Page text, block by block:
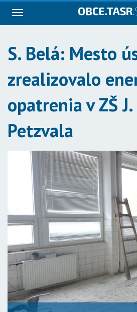
Navigácia
S. Belá: Mesto
zrealizovalo
opatrenia v ZŠ
Petzvala